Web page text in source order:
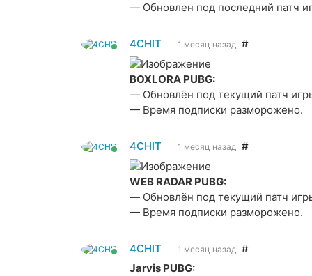
— Обновлен под последний патч
4CHIT 1 месяц назад #
BOXLORA PUBG:
— Обновлён под текущий патч
— Время подписки разморожено.
4CHIT 1 месяц назад #
WEB RADAR PUBG:
— Обновлён под текущий патч
— Время подписки разморожено.
4CHIT 1 месяц назад #
Jarvis PUBG: